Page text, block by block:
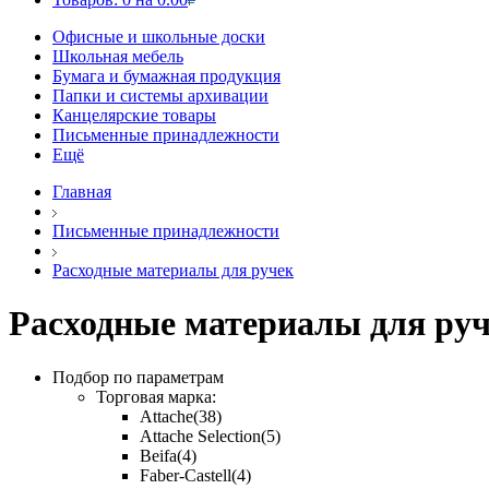
Офисные и школьные доски
Школьная мебель
Бумага и бумажная продукция
Папки и системы архивации
Канцелярские товары
Письменные принадлежности
Ещё
Главная
Письменные принадлежности
Расходные материалы для ручек
Расходные материалы для
Подбор по параметрам
Торговая марка:
Attache(38)
Attache Selection(5)
Beifa(4)
Faber-Castell(4)